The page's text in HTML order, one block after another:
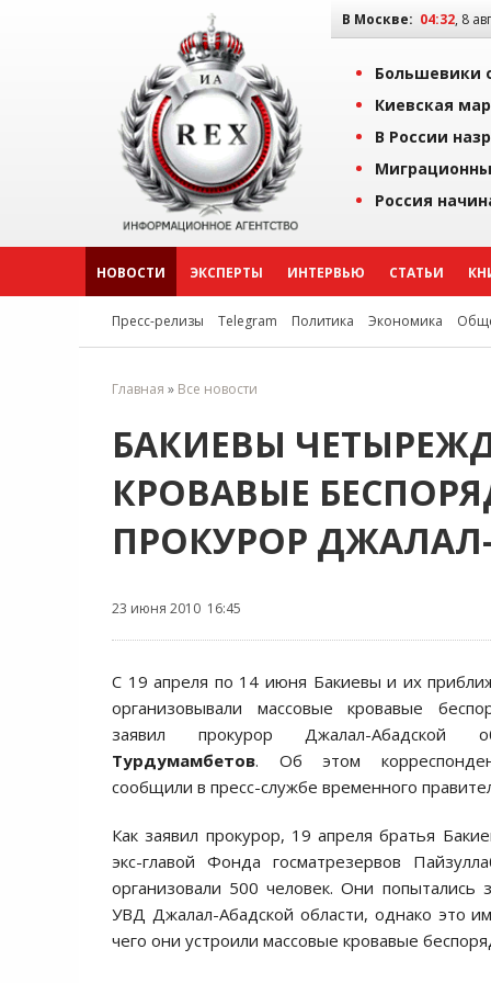
В Москве: 04:32, 8
Большевики
Киевская
В России
Россия
НОВОСТИ ЭКСПЕРТЫ ИНТЕРВЬЮ СТАТЬИ
Пресс-релизы Telegram Политика Экономика
Главная » Все новости
БАКИЕВЫ
КРОВАВЫЕ
ПРОКУРОР
23 июня 2010 16:45
С 19 апреля по 14 июня Бакиевы и их
организовывали массовые кровавые
заявил прокурор Джалал-Абадской
Турдумамбетов. Об этом
сообщили в пресс-службе временного
Как заявил прокурор, 19 апреля братья
экс-главой Фонда госматрезервов
организовали 500 человек. Они попытались
УВД Джалал-Абадской области, однако это
чего они устроили массовые кровавые